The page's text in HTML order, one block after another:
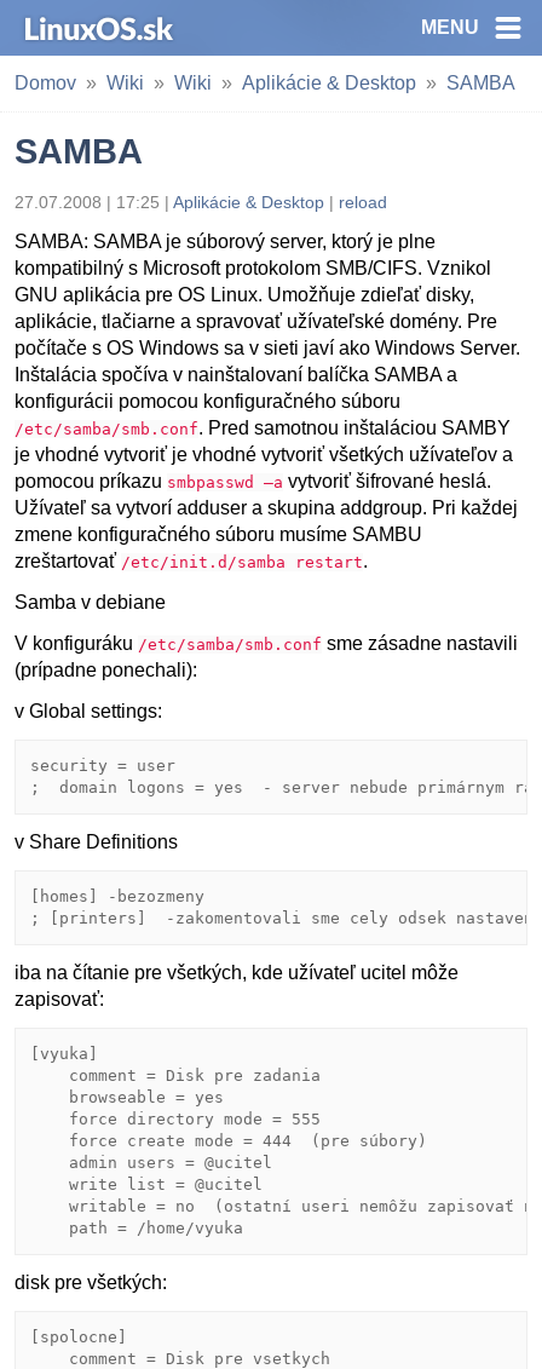
MENU
Domov Wiki Wiki Aplikácie & Desktop SAMBA
SAMBA
27.07.2008 | 17:25 | Aplikácie & Desktop | reload
SAMBA: SAMBA je súborový server, ktorý je plne
kompatibilný s Microsoft protokolom SMB/CIFS. Vznikol
GNU aplikácia pre OS Linux. Umožňuje zdieľať disky,
aplikácie, tlačiarne a spravovať užívateľské domény. Pre
počítače s OS Windows sa v sieti javí ako Windows Server.
Inštalácia spočíva v nainštalovaní balíčka SAMBA a
konfigurácii pomocou konfiguračného súboru
/etc/samba/smb.conf. Pred samotnou inštaláciou SAMBY
je vhodné vytvoriť je vhodné vytvoriť všetkých užívateľov a
pomocou príkazu smbpasswd –a vytvoriť šifrované heslá.
Užívateľ sa vytvorí adduser a skupina addgroup. Pri každej
zmene konfiguračného súboru musíme SAMBU
zreštartovať /etc/init.d/samba restart.
Samba v debiane
V konfiguráku /etc/samba/smb.conf sme zásadne nastavili
(prípadne ponechali):
v Global settings:
security = user
v Share Definitions
[homes] -bezozmeny
iba na čítanie pre všetkých, kde užívateľ ucitel môže
zapisovať:
[vyuka]
    comment = Disk pre zadania
    browseable = yes
    force directory mode = 555
    force create mode = 444  (pre súbory)
    admin users = @ucitel
    write list = @ucitel
writable = no  (ostatní useri nemôžu zapisovať
disk pre všetkých:
[spolocne]
    comment = Disk pre vsetkych